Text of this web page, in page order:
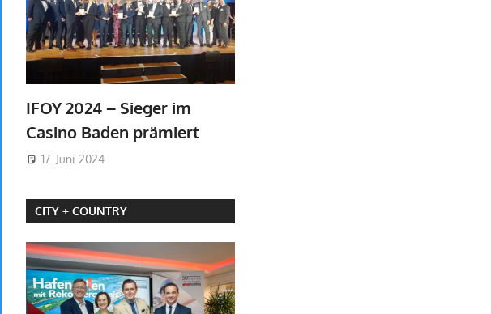
IFOY 2024 – Sieger im
Casino Baden prämiert
17. Juni 2024
CITY + COUNTRY